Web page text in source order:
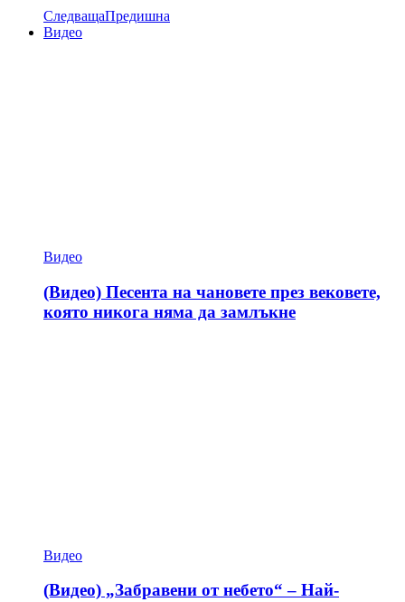
СледващаПредишна
Видео
Видео
(Видео) Песента на чановете през вековете,
която никога няма да замлъкне
Видео
(Видео) „Забравени от небето“ – Най-